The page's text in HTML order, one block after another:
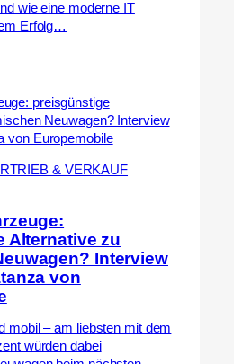
wie eine moderne IT
Erfolg…
& VERKAUF
Alternative zu
Interview
von
mobil – am liebsten mit dem
würden dabei